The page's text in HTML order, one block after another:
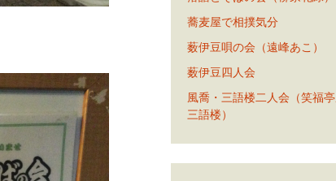
蕎麦屋で相撲気分
薮伊豆唄の会（遠峰あこ）
薮伊豆四人会
風喬・三語楼二人会（笑福
三語楼）